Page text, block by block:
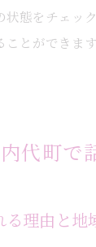
状態をチェッ
とができます
代町で
理由と地